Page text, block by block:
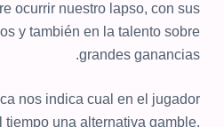
ocurrir nuestro lapso, con sus
y también en la talento sobre
grandes ganancias.
nos indica cual en el jugador
tiempo una alternativa gamble.